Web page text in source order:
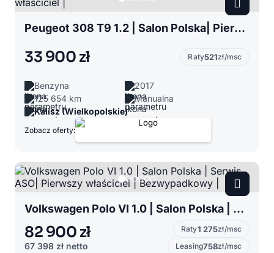
Peugeot 308 T9 1.2 | Salon Polska| Pierwszy właściciel |
33 900 zł Raty521zł/msc
Benzyna
2017
125 654 km
Manualna
Kalisz (Wielkopolskie)
Zobacz oferty:
Volkswagen Polo VI 1.0 | Salon Polska | Serwis ASO| Pierwszy właściciel | Bezwypadkowy |
82 900 zł
67 398 zł netto
Raty1 275zł/msc
Leasing758zł/msc